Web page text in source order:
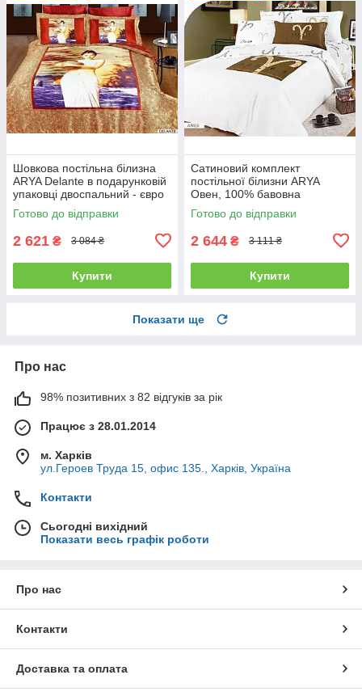
Шовкова постільна білизна
ARYA Delante в подарунковій
упаковці двоспальний - євро
Готово до відправки
2 621 ₴ 3 084 ₴
Купити
Сатиновий комплект
постільної білизни ARYA
Овен, 100% бавовна
полуторний
Готово до відправки
2 644 ₴ 3 111 ₴
Купити
Показати ще
Про нас
98% позитивних з 82 відгуків за рік
Працює з 28.01.2014
м. Харків
ул.Героев Труда 15, офис 135., Харків, Україна
Контакти
Сьогодні вихідний
Показати весь графік роботи
Про нас
Контакти
Доставка та оплата